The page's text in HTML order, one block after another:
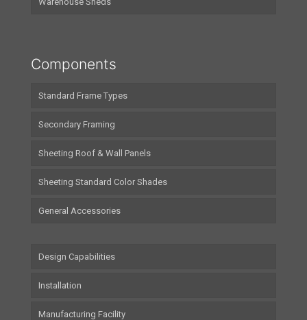
Components
Standard Frame Types
Secondary Framing
Sheeting Roof & Wall Panels
Sheeting Standard Color Shades
General Accessories
Design Capabilities
Installation
Manufacturing Facility